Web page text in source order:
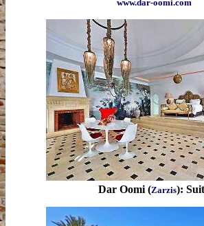
www.dar-oomi.com
Dar Oomi (Zarzis):